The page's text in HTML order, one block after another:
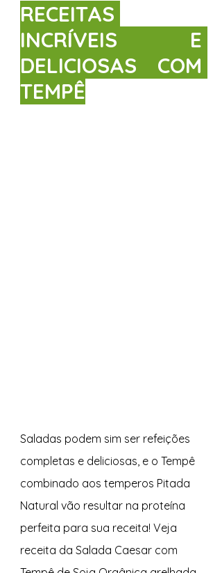
RECEITAS
INCRÍVEIS E
DELICIOSAS COM
TEMPÊ
Saladas podem sim ser refeições
completas e deliciosas, e o Tempê
combinado aos temperos Pitada
Natural vão resultar na proteína
perfeita para sua receita! Veja
receita da Salada Caesar com